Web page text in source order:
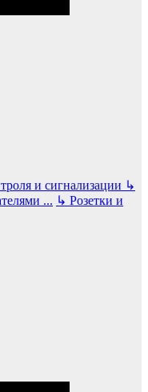
и сигнализации ↳
... ↳ Розетки и